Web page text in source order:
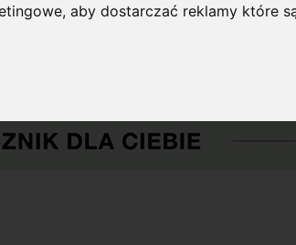
,aby dostarczać reklamy które